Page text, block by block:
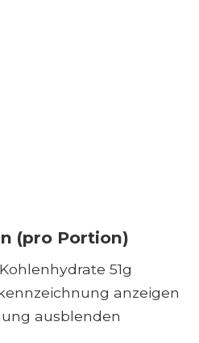
(pro Portion)
51g
anzeigen
ausblenden